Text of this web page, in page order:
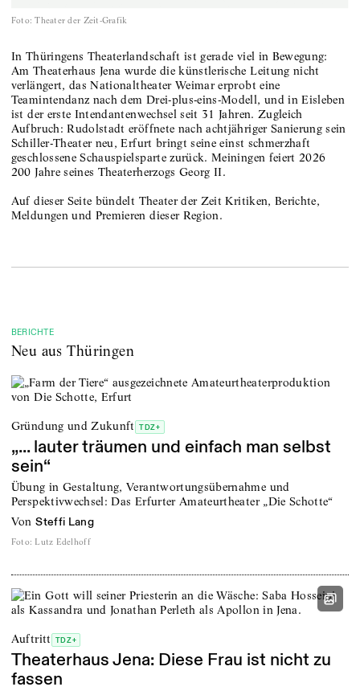
Foto: Theater der Zeit-Grafik
In Thüringens Theaterlandschaft ist gerade viel in Bewegung:
Am Theaterhaus Jena wurde die künstlerische Leitung nicht
verlängert, das Nationaltheater Weimar erprobt eine
Teamintendanz nach dem Drei-plus-eins-Modell, und in Eisleben
ist der erste Intendantenwechsel seit 31 Jahren. Zugleich
Aufbruch: Rudolstadt eröffnete nach achtjähriger Sanierung sein
Schiller-Theater neu, Erfurt bringt seine einst schmerzhaft
geschlossene Schauspielsparte zurück. Meiningen feiert 2026
200 Jahre seines Theaterherzogs Georg II.
Auf dieser Seite bündelt Theater der Zeit Kritiken, Berichte,
Meldungen und Premieren dieser Region.
BERICHTE
Neu aus Thüringen
Gründung und Zukunft TDZ+
„... lauter träumen und einfach man selbst
sein“
Übung in Gestaltung, Verantwortungsübernahme und
Perspektivwechsel: Das Erfurter Amateurtheater „Die Schotte“
von Steffi Lang
Foto: Lutz Edelhoff
Auftritt TDZ+
Theaterhaus Jena: Diese Frau ist nicht zu
fassen